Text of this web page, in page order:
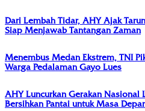
Dari Lembah Tidar, AHY Ajak
Siap Menjawab Tantangan Zaman
Menembus Medan Ekstrem, TNI
Warga Pedalaman Gayo Lues
AHY Luncurkan Gerakan Nasional
Bersihkan Pantai untuk Masa